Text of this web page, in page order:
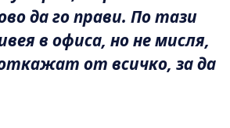
да го прави. По тази
в офиса, но не мисля,
от всичко, за да